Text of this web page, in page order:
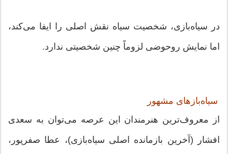
در سیاه‌بازی، شخصیت سیاه نقش اصلی را ایفا می‌کند،
اما نمایش روحوضی لزوماً چنین شخصیتی ندارد.
سیاه‌بازهای مشهور
از معروف‌ترین هنرمندان این عرصه می‌توان به سعدی
افشار (آخرین بازمانده اصلی سیاه‌بازی)، عطا صفرپور،